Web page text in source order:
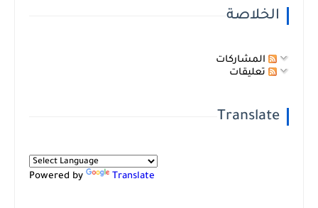
الخلاصة
المشاركات
تعليقات
Translate
Powered by Translate